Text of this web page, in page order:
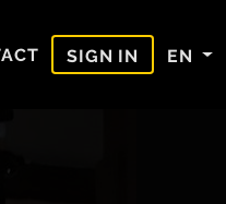
SIGN IN EN